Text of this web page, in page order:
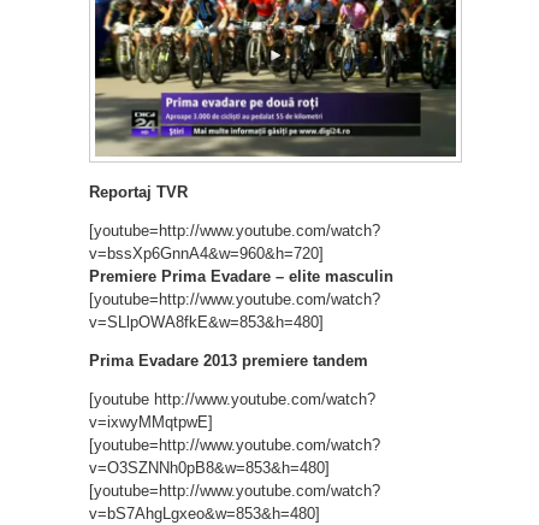
Reportaj TVR
[youtube=http://www.youtube.com/watch?
v=bssXp6GnnA4&w=960&h=720]
Premiere Prima Evadare – elite masculin
[youtube=http://www.youtube.com/watch?
v=SLlpOWA8fkE&w=853&h=480]
Prima Evadare 2013 premiere tandem
[youtube http://www.youtube.com/watch?
v=ixwyMMqtpwE]
[youtube=http://www.youtube.com/watch?
v=O3SZNNh0pB8&w=853&h=480]
[youtube=http://www.youtube.com/watch?
v=bS7AhgLgxeo&w=853&h=480]